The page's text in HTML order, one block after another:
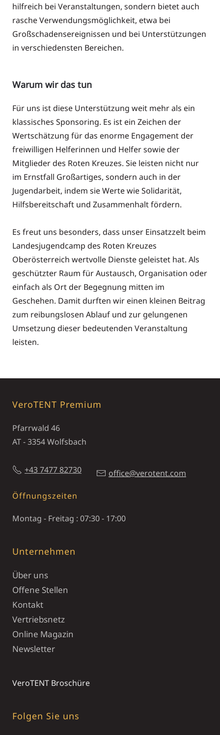
hilfreich bei Veranstaltungen, sondern bietet auch
rasche Verwendungsmöglichkeit, etwa bei
Großschadensereignissen und bei Unterstützungen
in verschiedensten Bereichen.
Warum wir das tun
Für uns ist diese Unterstützung weit mehr als ein
klassisches Sponsoring. Es ist ein Zeichen der
Wertschätzung für das enorme Engagement der
freiwilligen Helferinnen und Helfer sowie der
Mitglieder des Roten Kreuzes. Sie leisten nicht nur
im Ernstfall Großartiges, sondern auch in der
Jugendarbeit, indem sie Werte wie Solidarität,
Hilfsbereitschaft und Zusammenhalt fördern.
Es freut uns besonders, dass unser Einsatzzelt beim
Landesjugendcamp des Roten Kreuzes
Oberösterreich wertvolle Dienste geleistet hat. Als
geschützter Raum für Austausch, Organisation oder
einfach als Ort der Begegnung mitten im
Geschehen. Damit durften wir einen kleinen Beitrag
zum reibungslosen Ablauf und zur gelungenen
Umsetzung dieser bedeutenden Veranstaltung
leisten.
VeroTENT Premium
Pfarrwald 46
AT - 3354 Wolfsbach
+43 7477 82730 office@verotent.com
Öffnungszeiten
Montag - Freitag : 07:30 - 17:00
Unternehmen
Über uns
Offene Stellen
Kontakt
Vertriebsnetz
Online Magazin
Newsletter
VeroTENT Broschüre
Folgen Sie uns